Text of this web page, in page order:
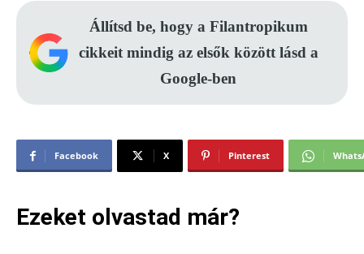
Állítsd be, hogy a Filantropikum
cikkeit mindig az elsők között lásd a
Google-ben
Facebook X Pinterest
Ezeket olvastad már?